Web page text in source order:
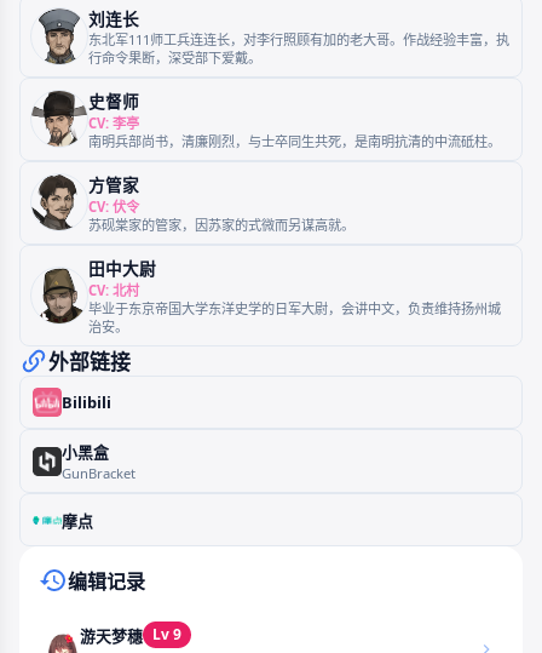
刘连长
东北军111师工兵连连长，对李行照顾有加的老大哥。作战经验丰富，执
行命令果断，深受部下爱戴。
史督师
CV: 李亭
南明兵部尚书，清廉刚烈，与士卒同生共死，是南明抗清的中流砥柱。
方管家
CV: 伏令
苏砚棠家的管家，因苏家的式微而另谋高就。
田中大尉
CV: 北村
毕业于东京帝国大学东洋史学的日军大尉，会讲中文，负责维持扬州城
治安。
外部链接
Bilibili
小黑盒
GunBracket
摩点
编辑记录
游天梦穗 Lv 9